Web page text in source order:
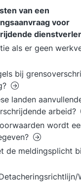
van een
voor
als er geen
bij
landen
arbeid?
wordt
de meldingsplicht